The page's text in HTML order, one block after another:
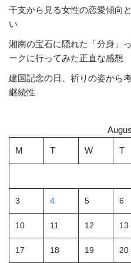
干支から見る女性の恋愛傾向
い
湘南の宝石に隠れた「分身」
ークに行ってみた正直な感想
建国記念の日、祈りの姿から
継続性
M T W T
3 4 5 6
10 11 12 13
17 18 19 20